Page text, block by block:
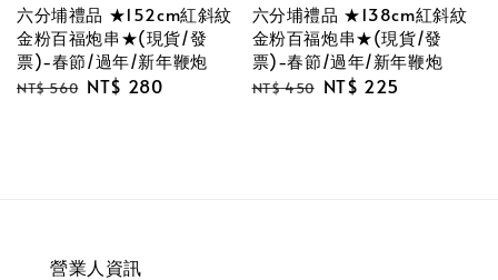
六分埔禮品 ★152cm紅斜紋
金粉百福炮串★(現貨/發
票)-春節/過年/新年鞭炮
Regular
NT$ 560 Sale
NT$ 280
六分埔禮品 ★138cm紅斜紋
金粉百福炮串★(現貨/發
票)-春節/過年/新年鞭炮
Regular
NT$ 450 Sale
NT$ 225
營業人資訊